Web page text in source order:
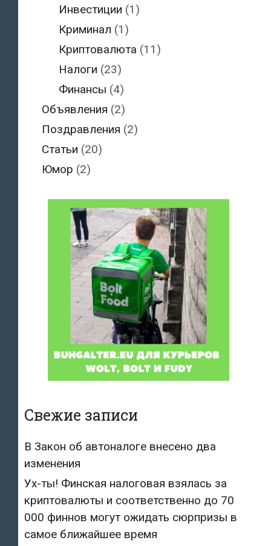
Инвестиции (1)
Криминал (1)
Криптовалюта (11)
Налоги (23)
Финансы (4)
Объявления (2)
Поздравления (2)
Статьи (20)
Юмор (2)
Свежие записи
В Закон об автоналоге внесено два
изменения
Ух-ты! Финская налоговая взялась за
криптовалюты и соответственно до 70
000 финнов могут ожидать сюрпризы в
самое ближайшее время